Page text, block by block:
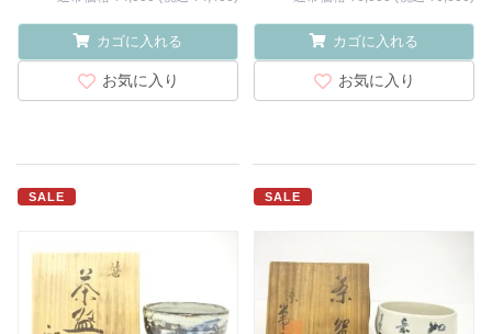
カゴに入れる
お気に入り
カゴに入れる
お気に入り
SALE SALE